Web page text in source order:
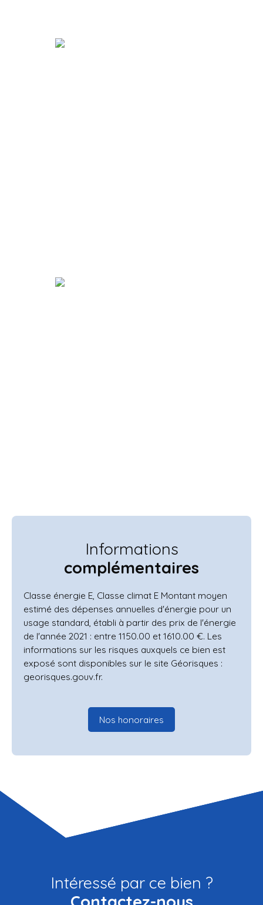
Informations
complémentaires
Classe énergie E, Classe climat E Montant moyen
estimé des dépenses annuelles d'énergie pour un
usage standard, établi à partir des prix de l'énergie
de l'année 2021 : entre 1150.00 et 1610.00 €. Les
informations sur les risques auxquels ce bien est
exposé sont disponibles sur le site Géorisques :
georisques.gouv.fr.
Nos honoraires
Intéressé par ce bien ?